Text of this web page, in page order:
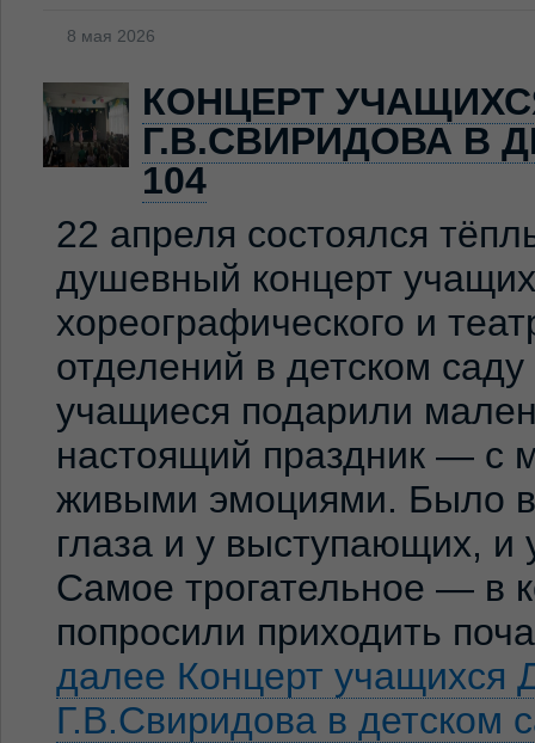
8 мая 2026
КОНЦЕРТ
Г.В.СВИРИДОВА В
104
22 апреля состоялся
душевный концерт
хореографического и
отделений в детском
учащиеся подарили
настоящий праздник — с
живыми эмоциями. Было
глаза и у выступающих,
Самое трогательное — в
попросили приходить
далее Концерт
Г.В.Свиридова в детском